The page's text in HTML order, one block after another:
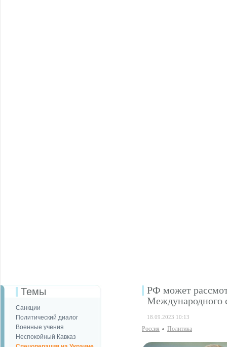
Темы
Санкции
Политический диалог
Военные учения
Неспокойный Кавказ
РФ может
Международного
18.09.2023 10:13
Россия Политика